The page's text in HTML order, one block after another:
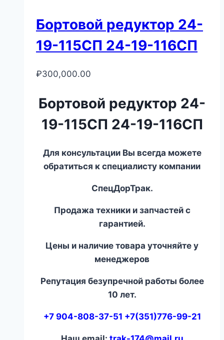
Бортовой редуктор 24-
19-115СП 24-19-116СП
₽300,000.00
Бортовой редуктор 24-
19-115СП 24-19-116СП
Для консультации Вы всегда можете
обратиться к специалисту компании
СпецДорТрак.
Продажа техники и запчастей с
гарантией.
Цены и наличие товара уточняйте у
менеджеров
Репутация безупречной работы более
10 лет.
+7 904-808-37-51 +7(351)776-99-21